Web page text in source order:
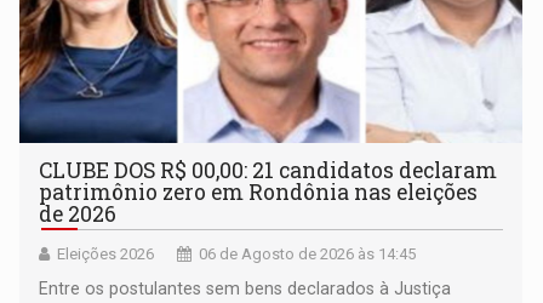
CLUBE DOS R$ 00,00: 21 candidatos declaram
patrimônio zero em Rondônia nas eleições
de 2026
Eleições 2026 06 de Agosto de 2026 às 14:45
Entre os postulantes sem bens declarados à Justiça